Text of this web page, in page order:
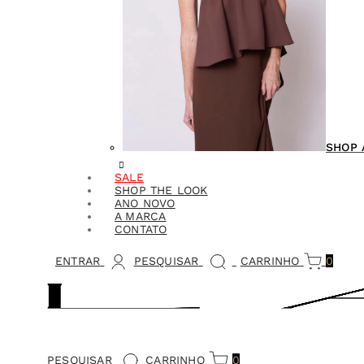
SHOP
SALE
SHOP THE LOOK
ANO NOVO
A MARCA
CONTATO
ENTRAR PESQUISAR CARRINHO 0
PESQUISAR CARRINHO 0